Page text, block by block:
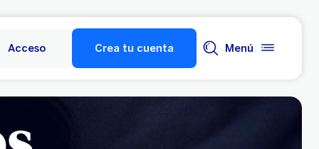
Acceso Crea tu cuenta Menú